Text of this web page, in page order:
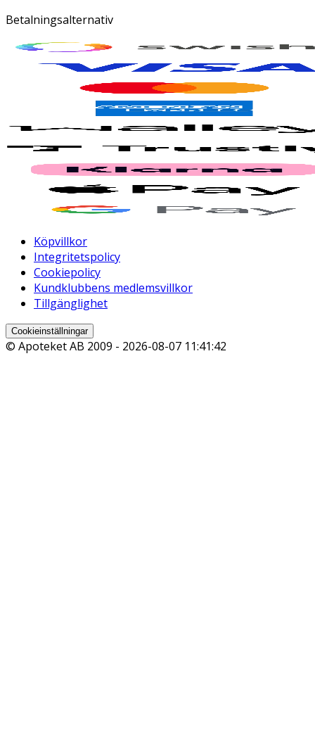
Betalningsalternativ
Köpvillkor
Integritetspolicy
Cookiepolicy
Kundklubbens medlemsvillkor
Tillgänglighet
Cookieinställningar
© Apoteket AB 2009 - 2026-08-07 11:41:42